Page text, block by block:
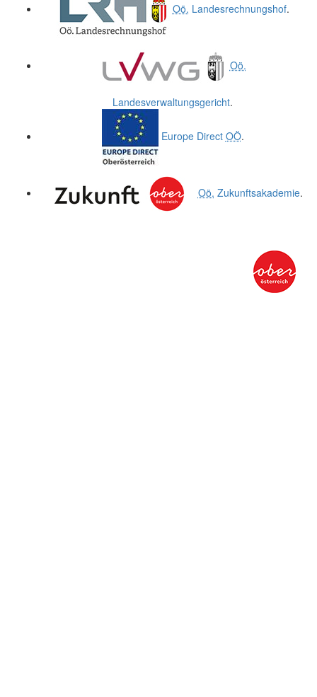
Oö. Landesrechnungshof.
Oö.
Landesverwaltungsgericht.
Europe Direct OÖ.
Oö. Zukunftsakademie.